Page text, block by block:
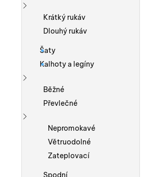
Zobrazit více
Krátký rukáv
Dlouhý rukáv
Šaty
Kalhoty a legíny
Zobrazit více
Běžné
Převlečné
Zobrazit více
Nepromokavé
Větruodolné
Zateplovací
Spodní